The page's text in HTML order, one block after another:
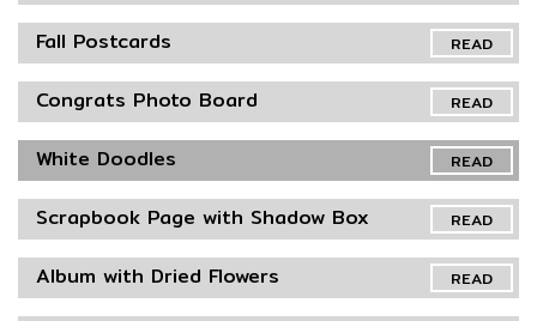
READ
Fall Postcards
READ
Congrats Photo Board
READ
White Doodles
READ
Scrapbook Page with Shadow Box
READ
Album with Dried Flowers